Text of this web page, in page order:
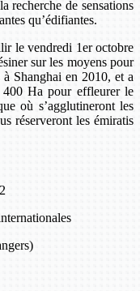
recherche de sensations
qu’édifiantes.
le vendredi 1er octobre
sur les moyens pour
Shanghai en 2010, et a
400 Ha pour effleurer le
où s’agglutineront les
réserveront les émiratis